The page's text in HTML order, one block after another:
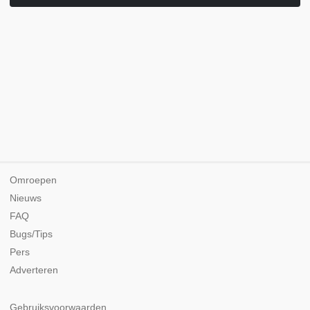
Omroepen
Nieuws
FAQ
Bugs/Tips
Pers
Adverteren
Gebruiksvoorwaarden